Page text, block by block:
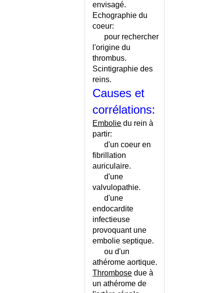
PANCREATIQUE EXOCRINE
INSUFFISANCE PERINEALE
INSUFFISANCE RENALE AIGUE
INSUFFISANCE RENALE AIGUE
INSUFFISANCE RENALE
INSUFFISANCE RENALE
CHRONIQUE - CONSEILS
INSUFFISANCE RENALE
CHRONIQUE - REGIME
INSUFFISANCE RESPIRATOIRE
INSUFFISANCE RESPIRATOIRE
INSUFFISANCE VEINEUSE
INSUFFISANCE VEINEUSE -
INSUFFISANCE VEINEUSE -
INSULINOME MALIN
MEDICAMENTEUSES
envisagé.
Echographie du
coeur:
pour rechercher
l'origine du
thrombus.
Scintigraphie des
reins.
Causes et
corrélations:
Embolie du rein à
partir:
d'un coeur en
fibrillation
auriculaire.
d'une
valvulopathie.
d'une
endocardite
infectieuse
provoquant une
embolie septique.
ou d'un
athérome aortique.
Thrombose due à
un athérome de